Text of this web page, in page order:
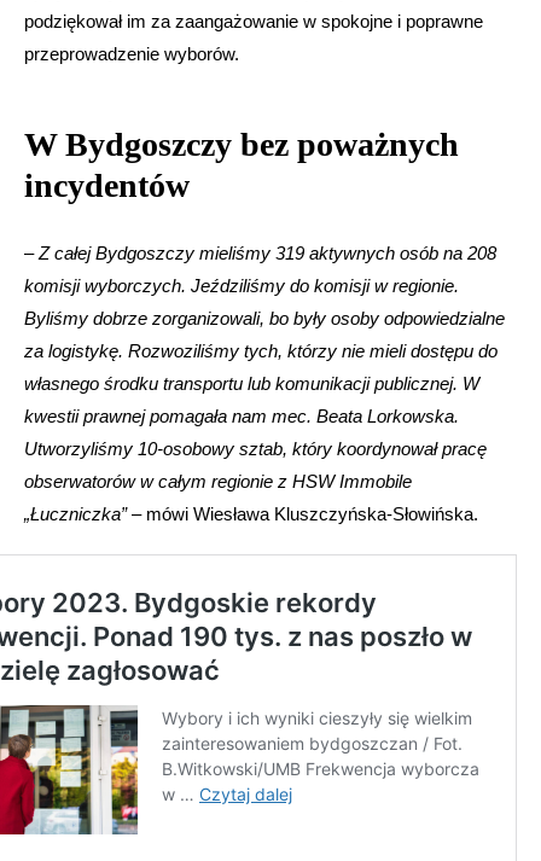
podziękował im za zaangażowanie w spokojne i poprawne
przeprowadzenie wyborów.
W Bydgoszczy bez poważnych
incydentów
–Z całej Bydgoszczy mieliśmy 319 aktywnych osób na 208
komisji wyborczych. Jeździliśmy do komisji w regionie.
Byliśmy dobrze zorganizowali, bo były osoby odpowiedzialne
za logistykę. Rozwoziliśmy tych, którzy nie mieli dostępu do
własnego środku transportu lub komunikacji publicznej. W
kwestii prawnej pomagała nam mec. Beata Lorkowska.
Utworzyliśmy 10-osobowy sztab, który koordynował pracę
obserwatorów w całym regionie z HSW Immobile
„Łuczniczka”– mówi Wiesława Kluszczyńska-Słowińska.